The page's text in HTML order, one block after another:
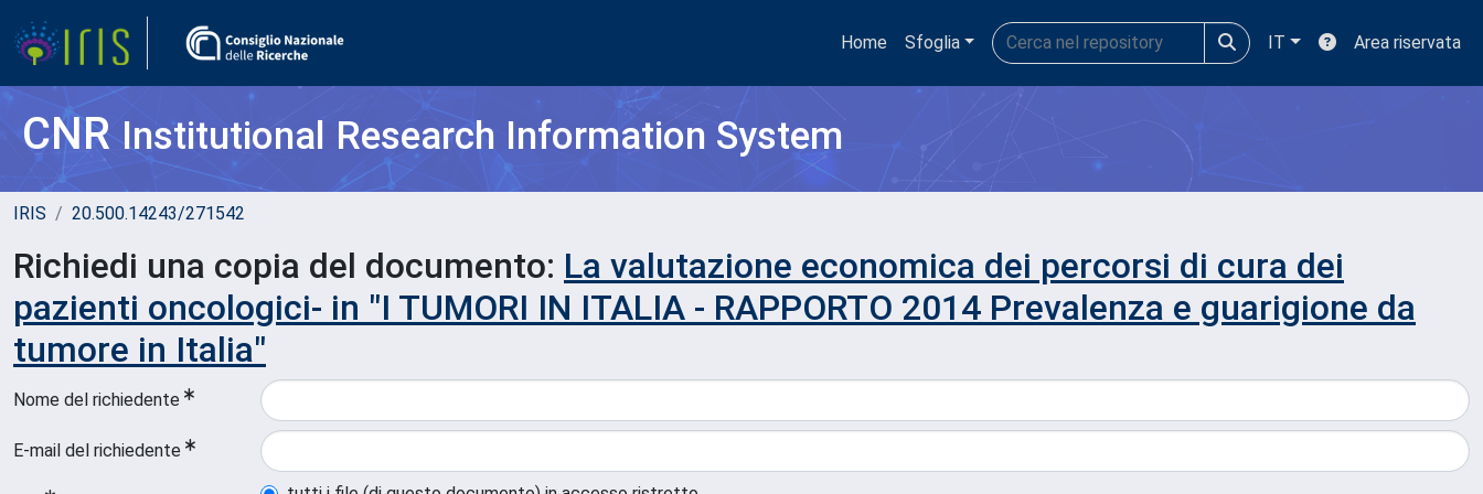
Home Sfoglia IT Area riservata
CNRInstitutional Research Information System
IRIS 20.500.14243/271542
Richiedi una copia del documento: La valutazione economica dei percorsi di cura dei
pazienti oncologici- in "I TUMORI IN ITALIA - RAPPORTO 2014 Prevalenza e guarigione da
tumore in Italia"
Nome del richiedente
E-mail del richiedente